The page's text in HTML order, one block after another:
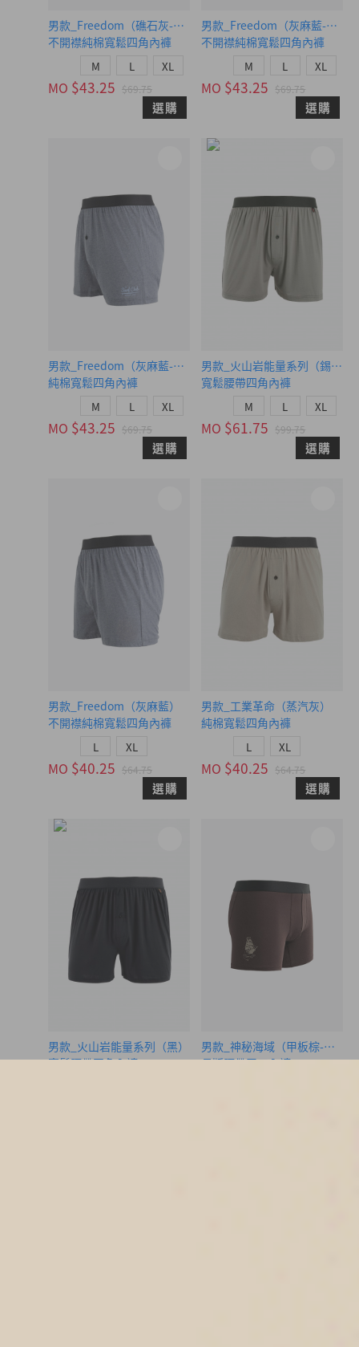
男款_Freedom（礁石灰-乘風破浪）
不開襟純棉寬鬆四角內褲
M L XL
MO $43.25 $69.75
選購
男款_Freedom（灰麻藍-
不開襟純棉寬鬆四角內褲
M L XL
MO $43.25 $69.75
選購
男款_Freedom（灰麻藍-衝浪俱樂部）
純棉寬鬆四角內褲
M L XL
MO $43.25 $69.75
選購
男款_火山岩能量系列（錫灰）
寬鬆腰帶四角內褲
M L XL
MO $61.75 $99.75
選購
男款_Freedom（灰麻藍）
不開襟純棉寬鬆四角內褲
L XL
MO $40.25 $64.75
選購
男款_工業革命（蒸汽灰）
純棉寬鬆四角內褲
L XL
MO $40.25 $64.75
選購
男款_火山岩能量系列（黑）
寬鬆腰帶四角內褲
男款_神秘海域（甲板棕-海盜
長版腰帶平口內褲